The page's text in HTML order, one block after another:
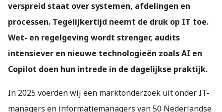
verspreid staat over systemen, afdelingen en
processen. Tegelijkertijd neemt de druk op IT toe.
Wet- en regelgeving wordt strenger, audits
intensiever en nieuwe technologieën zoals AI en
Copilot doen hun intrede in de dagelijkse praktijk.
In 2025 voerden wij een marktonderzoek uit onder IT-
managers en informatiemanagers van 50 Nederlandse
te
over
van
gebruikt